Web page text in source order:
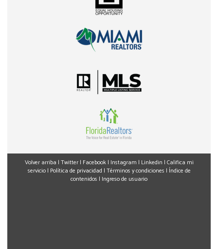
Volver arriba | Twitter| Facebook| Instagram | Linkedin | Califica mi
servicio| Política de privacidad | Términos y condiciones | Índice de
contenidos | Ingreso de usuario